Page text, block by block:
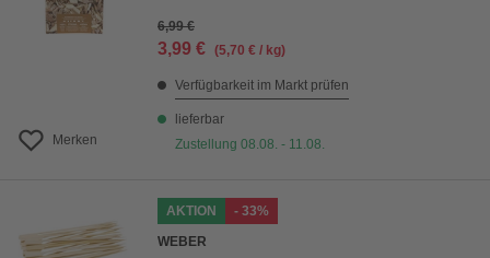
Merken
6,99 €
3,99 € (5,70 € / kg)
Verfügbarkeit im Markt prüfen
lieferbar
Zustellung 08.08. - 11.08.
AKTION
- 33%
WEBER